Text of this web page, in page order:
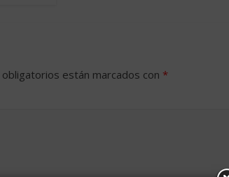
obligatorios están marcados con *